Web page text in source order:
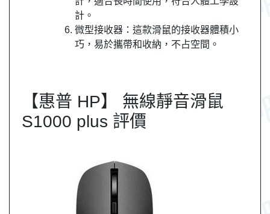
計。
微型接收器：這款滑鼠的接收器體積小
巧，易於攜帶和收納，不占空間。
【惠普 HP】 無線靜音滑鼠
S1000 plus 評價